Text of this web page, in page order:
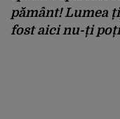
pământ! Lumea
fost aici nu-ți